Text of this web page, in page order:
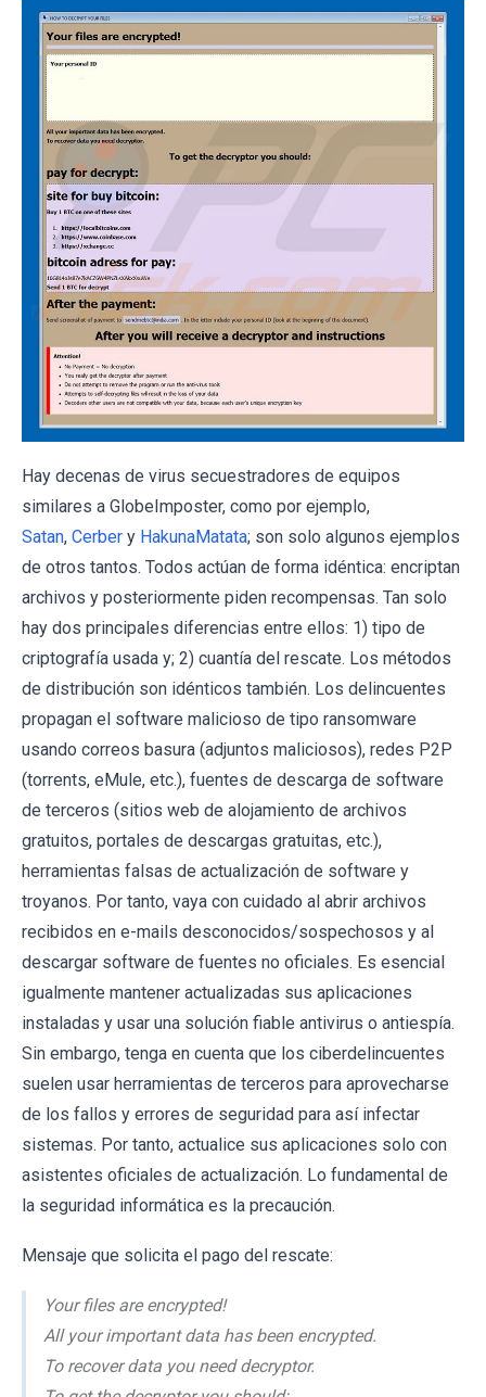
Hay decenas de virus secuestradores de equipos
similares a GlobeImposter, como por ejemplo,
Satan, Cerber y HakunaMatata; son solo algunos ejemplos
de otros tantos. Todos actúan de forma idéntica: encriptan
archivos y posteriormente piden recompensas. Tan solo
hay dos principales diferencias entre ellos: 1) tipo de
criptografía usada y; 2) cuantía del rescate. Los métodos
de distribución son idénticos también. Los delincuentes
propagan el software malicioso de tipo ransomware
usando correos basura (adjuntos maliciosos), redes P2P
(torrents, eMule, etc.), fuentes de descarga de software
de terceros (sitios web de alojamiento de archivos
gratuitos, portales de descargas gratuitas, etc.),
herramientas falsas de actualización de software y
troyanos. Por tanto, vaya con cuidado al abrir archivos
recibidos en e-mails desconocidos/sospechosos y al
descargar software de fuentes no oficiales. Es esencial
igualmente mantener actualizadas sus aplicaciones
instaladas y usar una solución fiable antivirus o antiespía.
Sin embargo, tenga en cuenta que los ciberdelincuentes
suelen usar herramientas de terceros para aprovecharse
de los fallos y errores de seguridad para así infectar
sistemas. Por tanto, actualice sus aplicaciones solo con
asistentes oficiales de actualización. Lo fundamental de
la seguridad informática es la precaución.
Mensaje que solicita el pago del rescate:
Your files are encrypted!
All your important data has been encrypted.
To recover data you need decryptor.